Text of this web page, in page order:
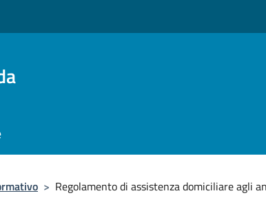
> Regolamento di assistenza domiciliare agli